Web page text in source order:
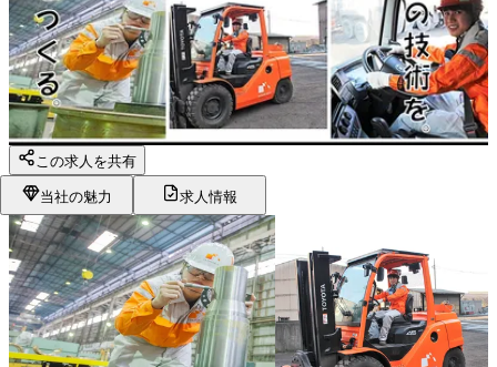
この求人を共有
当社の魅力 求人情報